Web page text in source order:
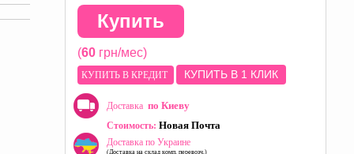
Купить
(60грн/мес)
КУПИТЬ В КРЕДИТ КУПИТЬ В 1 КЛИК
Доставка по Киеву
Стоимость: Новая Почта
Доставка по Украине
(Доставка на склад комп. перевозч.)